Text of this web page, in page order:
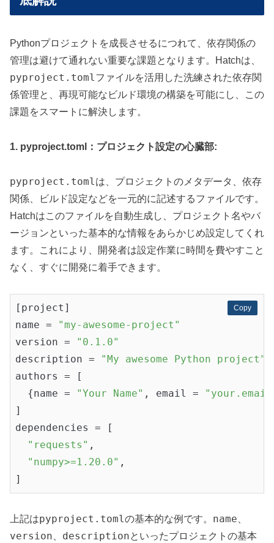
Pythonプロジェクトを成長させるにつれて、依存関係の
管理は避けて通れない重要な課題となります。Hatchは、
pyproject.tomlファイルを活用した洗練された依存関
係管理と、再現可能なビルド環境の構築を可能にし、この
課題をスマートに解決します。
1. pyproject.toml：プロジェクト設定の心臓部:
pyproject.tomlは、プロジェクトのメタデータ、依存
関係、ビルド設定などを一元的に記述するファイルです。
Hatchはこのファイルを自動生成し、プロジェクト名やバ
ージョンといった基本的な情報をあらかじめ設定してくれ
ます。これにより、開発者は設定作業に時間を費やすこと
なく、すぐに開発に着手できます。
Copy
Copy
[project]
name =
"my-awesome-project"
version =
"0.1.0"
description =
"My awesome Python project"
authors = [
  {name =
"Your Name" , email =
]
dependencies = [
"requests" ,
"numpy>=1.20.0" ,
上記はpyproject.tomlの基本的な例です。 name、
version、 descriptionといったプロジェクトの基本